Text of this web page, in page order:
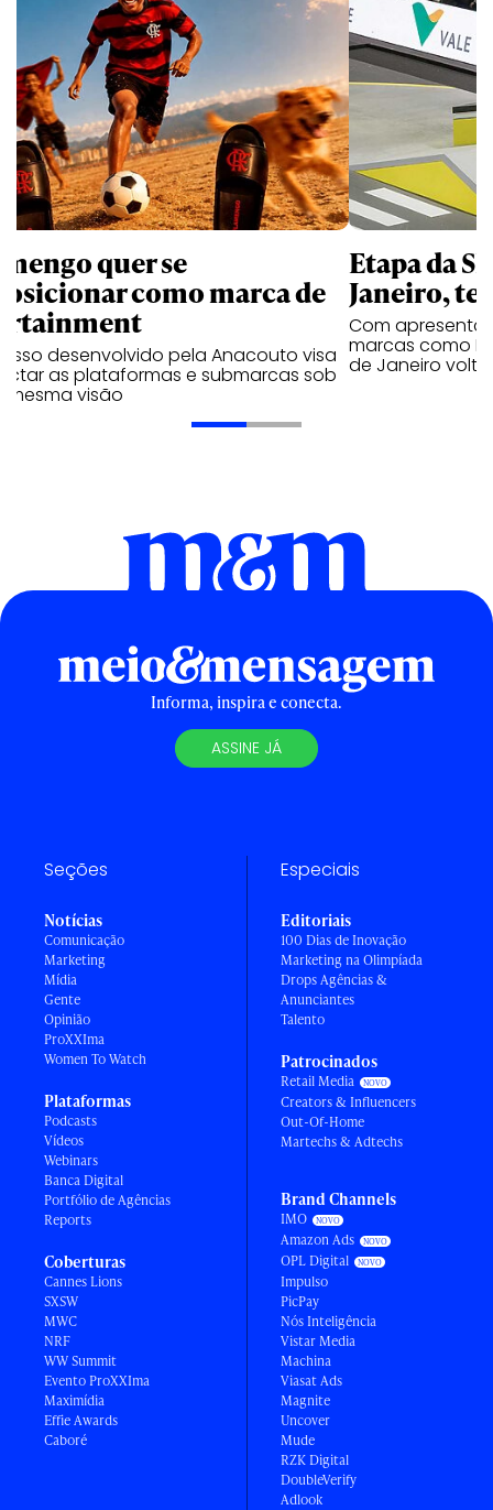
quer se
como marca de
desenvolvido pela Anacouto visa
as plataformas e submarcas sob
mesma visão
Etapa da
Janeiro,
Com
marcas como
de Janeiro
Informa, inspira e conecta.
ASSINE JÁ
Seções
Notícias
Comunicação
Marketing
Mídia
Gente
Opinião
ProXXIma
Women To Watch
Plataformas
Podcasts
Vídeos
Webinars
Banca Digital
Portfólio de Agências
Reports
Coberturas
Cannes Lions
SXSW
MWC
NRF
WW Summit
Evento ProXXIma
Maximídia
Effie Awards
Caboré
Especiais
Editoriais
100 Dias de Inovação
Marketing na Olimpíada
Drops Agências &
Anunciantes
Talento
Patrocinados
Retail Media
Creators & Influencers
Out-Of-Home
Martechs & Adtechs
Brand Channels
IMO
Amazon Ads
OPL Digital
Impulso
PicPay
Nós Inteligência
Vistar Media
Machina
Viasat Ads
Magnite
Uncover
Mude
RZK Digital
DoubleVerify
Adlook